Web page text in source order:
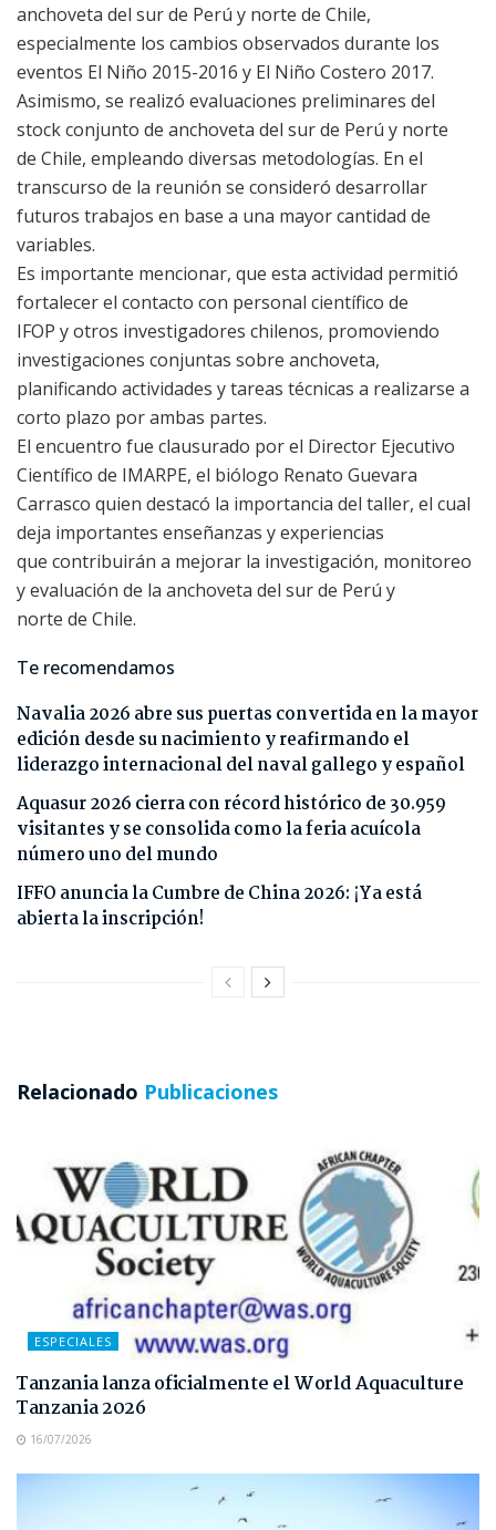
anchoveta del sur de Perú y norte de Chile,
especialmente los cambios observados durante los
eventos El Niño 2015-2016 y El Niño Costero 2017.
Asimismo, se realizó evaluaciones preliminares del
stock conjunto de anchoveta del sur de Perú y norte
de Chile, empleando diversas metodologías. En el
transcurso de la reunión se consideró desarrollar
futuros trabajos en base a una mayor cantidad de
variables.
Es importante mencionar, que esta actividad permitió
fortalecer el contacto con personal científico de
IFOP y otros investigadores chilenos, promoviendo
investigaciones conjuntas sobre anchoveta,
planificando actividades y tareas técnicas a realizarse a
corto plazo por ambas partes.
El encuentro fue clausurado por el Director Ejecutivo
Científico de IMARPE, el biólogo Renato Guevara
Carrasco quien destacó la importancia del taller, el cual
deja importantes enseñanzas y experiencias
que contribuirán a mejorar la investigación, monitoreo
y evaluación de la anchoveta del sur de Perú y
norte de Chile.
Te recomendamos
Navalia 2026 abre sus puertas convertida en la mayor
edición desde su nacimiento y reafirmando el
liderazgo internacional del naval gallego y español
Aquasur 2026 cierra con récord histórico de 30.959
visitantes y se consolida como la feria acuícola
número uno del mundo
IFFO anuncia la Cumbre de China 2026: ¡Ya está
abierta la inscripción!
Relacionado Publicaciones
ESPECIALES
Tanzania lanza oficialmente el World Aquaculture
Tanzania 2026
16/07/2026